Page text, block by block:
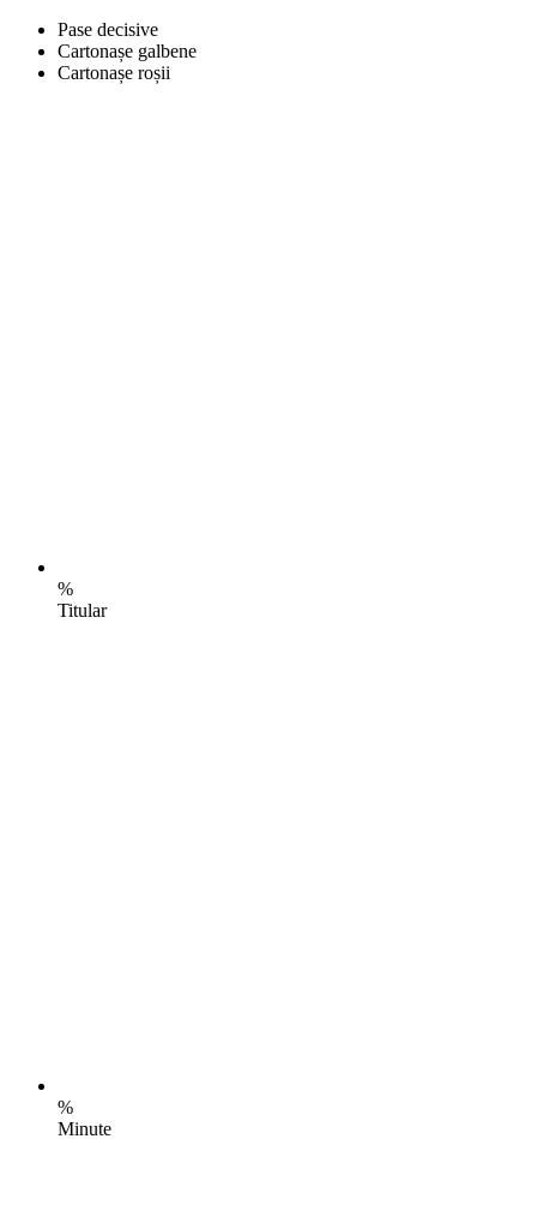
Pase decisive
Cartonașe galbene
Cartonașe roșii
%
Titular
%
Minute